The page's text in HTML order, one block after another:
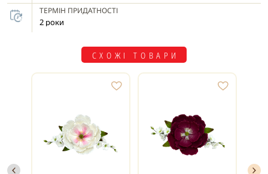
ТЕРМІН ПРИДАТНОСТІ
2 роки
СХОЖІ ТОВАРИ